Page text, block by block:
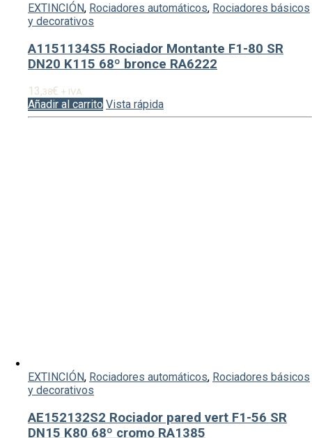
EXTINCIÓN, Rociadores automáticos, Rociadores básicos
y decorativos
A1151134S5 Rociador Montante F1-80 SR
DN20 K115 68º bronce RA6222
13,38€ + IVA
Añadir al carrito Vista rápida
EXTINCIÓN, Rociadores automáticos, Rociadores básicos
y decorativos
AE152132S2 Rociador pared vert F1-56 SR
DN15 K80 68º cromo RA1385